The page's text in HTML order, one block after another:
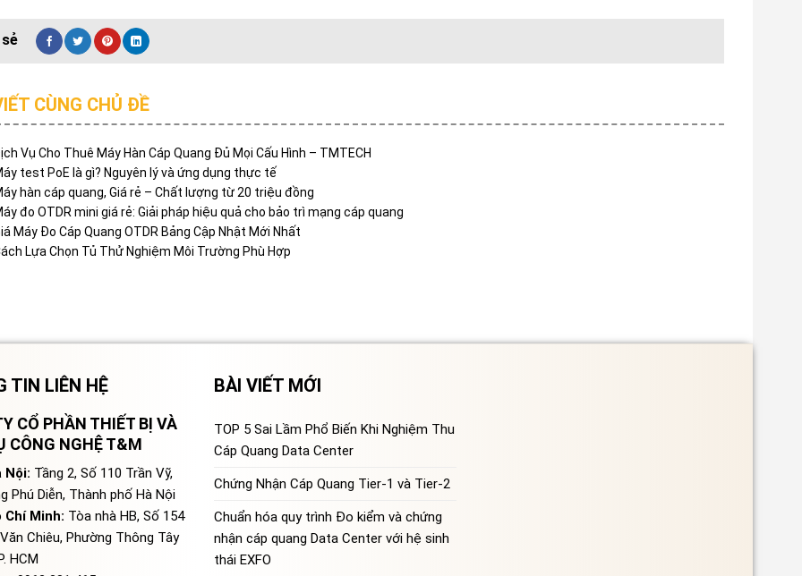
CÙNG CHỦ ĐỀ
Vụ Cho Thuê Máy Hàn Cáp Quang Đủ Mọi Cấu Hình – TMTECH
test PoE là gì? Nguyên lý và ứng dụng thực tế
hàn cáp quang, Giá rẻ – Chất lượng từ 20 triệu đồng
đo OTDR mini giá rẻ: Giải pháp hiệu quả cho bảo trì mạng cáp quang
Máy Đo Cáp Quang OTDR Bảng Cập Nhật Mới Nhất
Lựa Chọn Tủ Thử Nghiệm Môi Trường Phù Hợp
TIN LIÊN HỆ
CỔ PHẦN THIẾT BỊ VÀ
CÔNG NGHỆ T&M
Nội: Tầng 2, Số 110 Trần Vỹ,
Phú Diễn, Thành phố Hà Nội
Chí Minh: Tòa nhà HB, Số 154
Chiêu, Phường Thông Tây
HCM
BÀI VIẾT MỚI
TOP 5 Sai Lầm Phổ Biến Khi Nghiệm Thu
Cáp Quang Data Center
Chứng Nhận Cáp Quang Tier-1 và Tier-2
Chuẩn hóa quy trình Đo kiểm và chứng
nhận cáp quang Data Center với hệ sinh
thái EXFO